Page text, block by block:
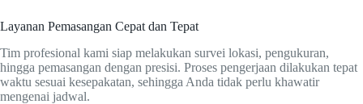
Layanan Pemasangan Cepat dan Tepat
Tim profesional kami siap melakukan survei lokasi, pengukuran,
hingga pemasangan dengan presisi. Proses pengerjaan dilakukan tepat
waktu sesuai kesepakatan, sehingga Anda tidak perlu khawatir
mengenai jadwal.